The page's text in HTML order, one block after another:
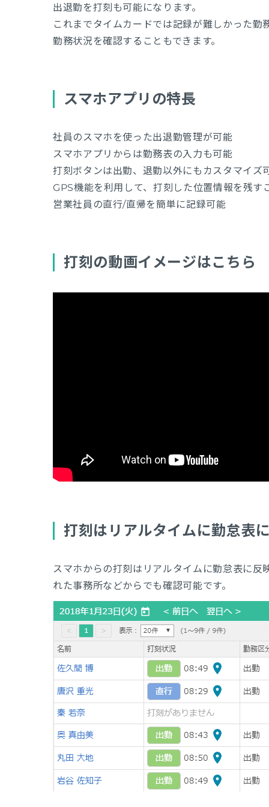
出退勤を打刻も可能になります。
これまでタイムカードでは記録が難しかった
勤務状況を確認することもできます。
スマホアプリの特長
社員のスマホを使った出退勤管理が可能
スマホアプリからは勤務表の入力も可能
打刻ボタンは出勤、退勤以外にもカスタマイズ
GPS機能を利用して、打刻した位置情報を残す
営業社員の直行/直帰を簡単に記録可能
打刻の動画イメージはこちら
打刻はリアルタイムに勤怠表
スマホからの打刻はリアルタイムに勤怠表に
れた事務所などからでも確認可能です。